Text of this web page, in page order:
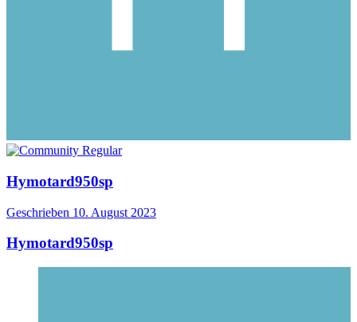
Hymotard950sp
Geschrieben 10. August 2023
Hymotard950sp